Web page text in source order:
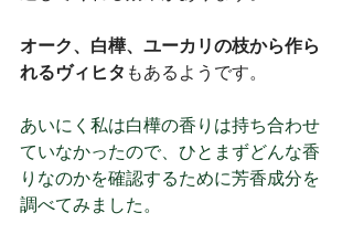
オーク、白樺、ユーカリの枝から作ら
れるヴィヒタ もあるようです。
あいにく私は白樺の香りは持ち合わせ
ていなかったので、ひとまずどんな香
りなのかを確認するために芳香成分を
調べてみました。